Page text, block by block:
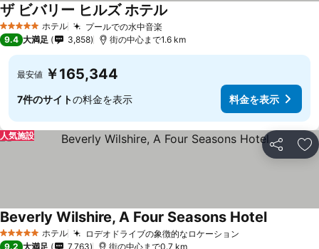
5 ホテルのランク
ホテル プールでの水中音楽
ザ ビバリー ヒルズ ホテル
9.4 大満足 3,858 街の中心まで1.6 km
最安値 ￥165,344
7件のサイトの料金を表示 料金を表示
シェア お
人気施設
5 ホテルのランク
ホテル ロデオドライブの象徴的なロケーション
Beverly Wilshire, A Four Seasons Hotel
9.2 大満足 7,763 街の中心まで0.7 km